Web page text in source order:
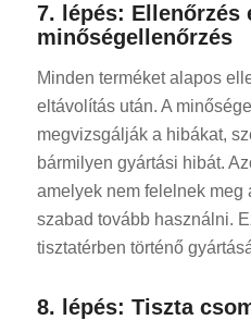
7. lépés: Ellenőrzés
minőségellenőrzés
Minden terméket alapos
eltávolítás után. A
megvizsgálják a hibákat,
bármilyen gyártási hibát.
amelyek nem felelnek meg
szabad tovább használni.
tisztatérben történő
8. lépés: Tiszta